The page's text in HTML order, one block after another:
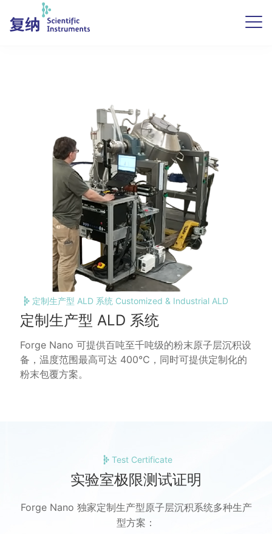
定制生产型 ALD 系统 Customized & Industrial ALD
定制生产型 ALD 系统
Forge Nano 可提供百吨至千吨级的粉末原子层沉积设
备，温度范围最高可达 400℃，同时可提供定制化的
粉末包覆方案。
Test Certificate
实验室极限测试证明
Forge Nano 独家定制生产型原子层沉积系统多种生产
型方案：